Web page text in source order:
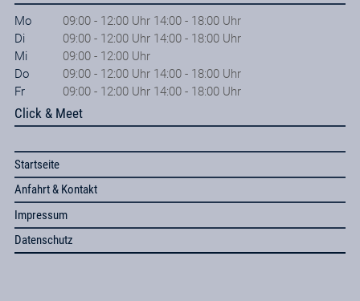
Mo
09:00 - 12:00 Uhr 14:00 - 18:00 Uhr
Di
09:00 - 12:00 Uhr 14:00 - 18:00 Uhr
Mi
09:00 - 12:00 Uhr
Do
09:00 - 12:00 Uhr 14:00 - 18:00 Uhr
Fr
09:00 - 12:00 Uhr 14:00 - 18:00 Uhr
Click & Meet
Startseite
Anfahrt & Kontakt
Impressum
Datenschutz